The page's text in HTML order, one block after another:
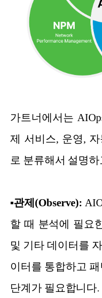
가트너에서는
제 서비스, 운영,
로 분류해서 설명
▪관제(Observe):
할 때 분석에 필요
및 기타 데이터를
이터를 통합하고
단계가 필요합니다.